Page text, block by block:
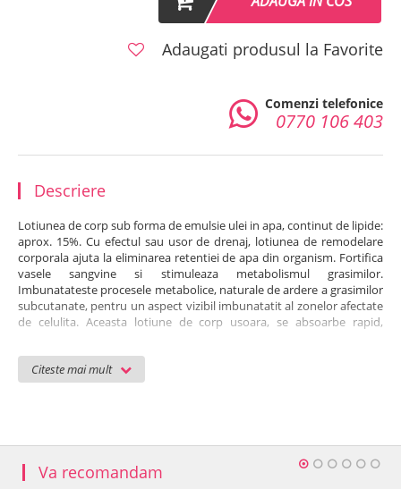
Adaugati produsul la Favorite
Comenzi telefonice
0770 106 403
Descriere
Citeste mai mult
Lotiunea de corp sub forma de emulsie ulei in apa, continut de lipide:
aprox. 15%. Cu efectul sau usor de drenaj, lotiunea de remodelare
corporala ajuta la eliminarea retentiei de apa din organism. Fortifica
vasele sangvine si stimuleaza metabolismul grasimilor.
Imbunatateste procesele metabolice, naturale de ardere a grasimilor
subcutanate, pentru un aspect vizibil imbunatatit al zonelor afectate
de celulita. Aceasta lotiune de corp usoara, se absoarbe rapid,
Substante active: hialuronat de sodiu, extract de iedera, extract de
radacina de - ruscus aculeatus (
Folosire:Masati ferm zonele afectate de celulita cu lotiune, directia de
lucru cand se efectueaza masajul fiind spre inima. Tratati in prealabil
zona cu o perie sau o lufa pentru a intensifica efectul.
Va recomandam